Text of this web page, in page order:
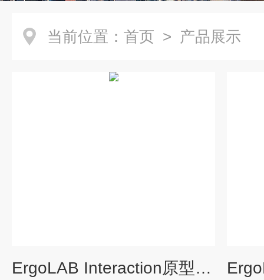
当前位置： 首页 > 产品展示
ErgoLAB Interaction原型人机交互分析模块